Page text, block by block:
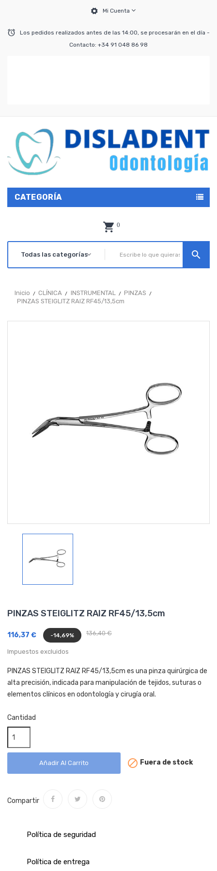
Mi Cuenta
Los pedidos realizados antes de las 14:00, se procesarán en el día -
Contacto: +34 91 048 86 98
CATEGORÍA
0
search
Inicio CLÍNICA INSTRUMENTAL
PINZAS
PINZAS STEIGLITZ RAIZ RF45/13,5cm
PINZAS STEIGLITZ RAIZ RF45/13,5cm
136,40 €
116,37 € -14,69%
Impuestos excluidos
PINZAS STEIGLITZ RAIZ RF45/13,5cm es una pinza quirúrgica de
alta precisión, indicada para manipulación de tejidos, suturas o
elementos clínicos en odontología y cirugía oral.
Cantidad
Añadir Al Carrito  Fuera de stock
Compartir
Política de seguridad
Política de entrega